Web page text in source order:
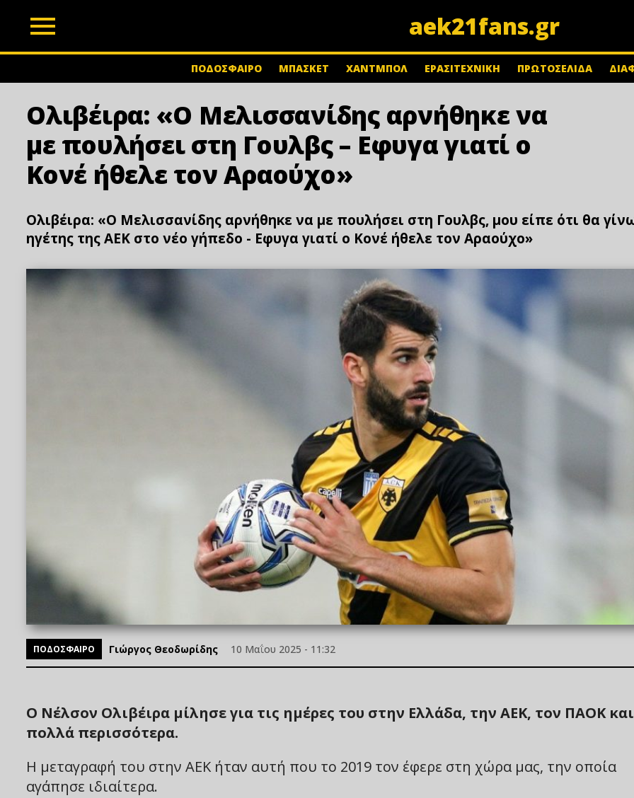
aek21fans.gr
ΠΟΔΟΣΦΑΙΡΟ ΜΠΑΣΚΕΤ ΧΑΝΤΜΠΟΛ ΕΡΑΣΙΤΕΧΝΙΚΗ ΠΡΩΤΟΣΕΛΙΔΑ
Ολιβέιρα: «Ο Μελισσανίδης αρνήθηκε να
με πουλήσει στη Γουλβς – Εφυγα γιατί ο
Κονέ ήθελε τον Αραούχο»
Ολιβέιρα: «Ο Μελισσανίδης αρνήθηκε να με πουλήσει στη Γουλβς, μου είπε ότι θα
ηγέτης της ΑΕΚ στο νέο γήπεδο - Εφυγα γιατί ο Κονέ ήθελε τον Αραούχο»
ΠΟΔΟΣΦΑΙΡΟ Γιώργος Θεοδωρίδης 10 Μαΐου 2025 - 11:32
Ο Νέλσον Ολιβέιρα μίλησε για τις ημέρες του στην Ελλάδα, την ΑΕΚ, τον ΠΑΟΚ
πολλά περισσότερα.
Η μεταγραφή του στην ΑΕΚ ήταν αυτή που το 2019 τον έφερε στη χώρα μας, την οποία
αγάπησε ιδιαίτερα.